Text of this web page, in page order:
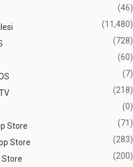
(46)
(11,480)
(728)
(60)
(7)
(218)
(0)
Store (71)
Store (283)
Store (200)